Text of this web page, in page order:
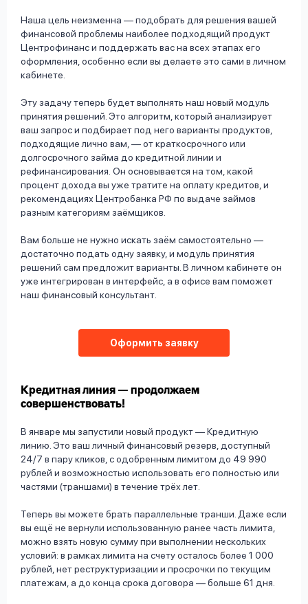
Наша цель неизменна — подобрать для решения вашей
финансовой проблемы наиболее подходящий продукт
Центрофинанс и поддержать вас на всех этапах его
оформления, особенно если вы делаете это сами в личном
кабинете.
Эту задачу теперь будет выполнять наш новый модуль
принятия решений. Это алгоритм, который анализирует
ваш запрос и подбирает под него варианты продуктов,
подходящие лично вам, — от краткосрочного или
долгосрочного займа до кредитной линии и
рефинансирования. Он основывается на том, какой
процент дохода вы уже тратите на оплату кредитов, и
рекомендациях Центробанка РФ по выдаче займов
разным категориям заёмщиков.
Вам больше не нужно искать заём самостоятельно —
достаточно подать одну заявку, и модуль принятия
решений сам предложит варианты. В личном кабинете он
уже интегрирован в интерфейс, а в офисе вам поможет
наш финансовый консультант.
Оформить заявку
Кредитная линия — продолжаем
совершенствовать!
В январе мы запустили новый продукт — Кредитную
линию. Это ваш личный финансовый резерв, доступный
24/7 в пару кликов, с одобренным лимитом до 49 990
рублей и возможностью использовать его полностью или
частями (траншами) в течение трёх лет.
Теперь вы можете брать параллельные транши. Даже если
вы ещё не вернули использованную ранее часть лимита,
можно взять новую сумму при выполнении нескольких
условий: в рамках лимита на счету осталось более 1 000
рублей, нет реструктуризации и просрочки по текущим
платежам, а до конца срока договора — больше 61 дня.